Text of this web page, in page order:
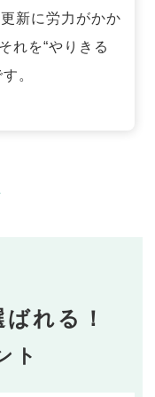
新に労力がかか
れを“やりきる
。
れる！
ト